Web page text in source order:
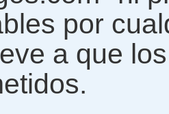
por
a que